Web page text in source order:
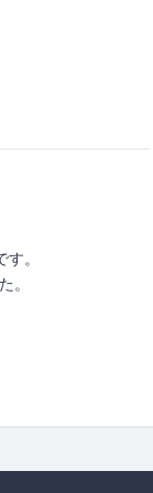
。
。